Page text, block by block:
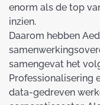
enorm als de top
inzien.
Daarom hebben
samengevat het
Professionalisering
data-gedreven